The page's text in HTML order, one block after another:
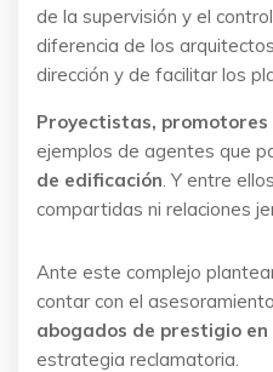
de la supervisión y el
diferencia de los
dirección y de facilitar los
Proyectistas,
ejemplos de agentes que
de edificación. Y entre
compartidas ni relaciones
Ante este complejo
contar con el
abogados de prestigio
estrategia reclamatoria.